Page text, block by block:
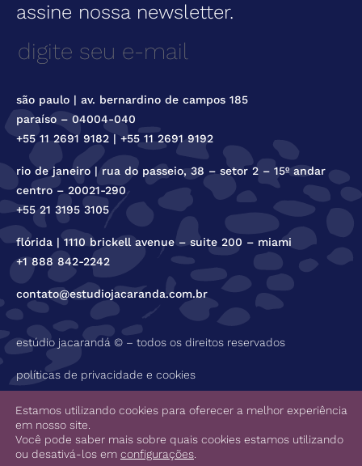
assine nossa newsletter.
são paulo | av. bernardino de campos 185
paraíso – 04004-040
+55 11 2691 9182 | +55 11 2691 9192
rio de janeiro | rua do passeio, 38 – setor 2 – 15º andar
centro – 20021-290
+55 21 3195 3105
flórida | 1110 brickell avenue – suite 200 – miami
+1 888 842-2242
contato@estudiojacaranda.com.br
estúdio jacarandá © – todos os direitos reservados
políticas de privacidade e cookies
código de ética
Estamos utilizando cookies para oferecer a melhor experiência
em nosso site.
Você pode saber mais sobre quais cookies estamos utilizando
ou desativá-los em configurações